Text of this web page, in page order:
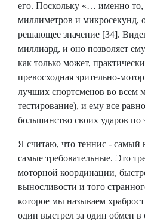
его. Поскольку «… именно
миллиметров и микросекунд,
решающее значение [34].
миллиард, и оно позволяет
как только может,
превосходная зрительно-
лучших спортсменов во
тестирование), и ему все
большинство своих ударов по
Я считаю, что теннис - самый
самые требовательные. Это
моторной координации,
выносливости и того
которое мы называем
один выстрел за один обмен